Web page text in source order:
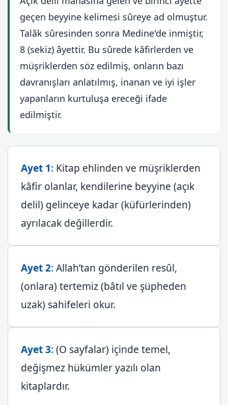
geçen beyyine kelimesi sûreye ad olmuştur.
Talâk sûresinden sonra Medine'de inmiştir,
8 (sekiz) âyettir. Bu sûrede kâfirlerden ve
müşriklerden söz edilmiş, onların bazı
davranışları anlatılmış, inanan ve iyi işler
yapanların kurtuluşa ereceği ifade
edilmiştir.
Ayet 1: Kitap ehlinden ve müşriklerden
kâfir olanlar, kendilerine beyyine (açık
delil) gelinceye kadar (küfürlerinden)
ayrılacak değillerdir.
Ayet 2:Allah’tan gönderilen resûl,
(onlara) tertemiz (bâtıl ve şüpheden
uzak) sahifeleri okur.
Ayet 3:(O sayfalar) içinde temel,
değişmez hükümler yazılı olan
kitaplardır.